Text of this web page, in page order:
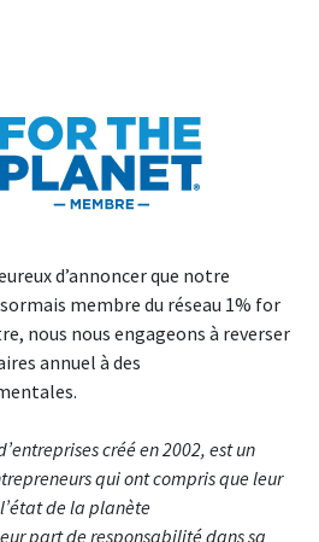
d’annoncer que notre
membre du réseau 1% for
nous nous engageons à reverser
annuel à des
créé en 2002, est un
qui ont compris que leur
de la planète
part de responsabilité dans sa